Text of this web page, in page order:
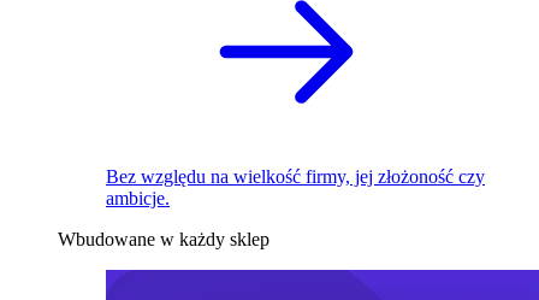
Bez względu na wielkość firmy, jej złożoność czy
ambicje.
Wbudowane w każdy sklep